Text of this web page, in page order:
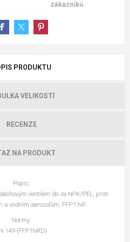
zákazníků
PRODUKTU
VELIKOSTÍ
RECENZE
NA PRODUKT
Popis:
ventilem do 4x NPK/PEL, proti
a vodním aerosolům, FFP1 NR.
Normy:
149 (FFP1NRD)